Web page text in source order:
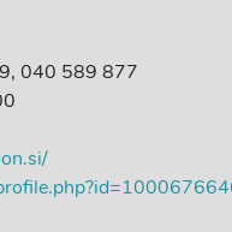
040 589 877